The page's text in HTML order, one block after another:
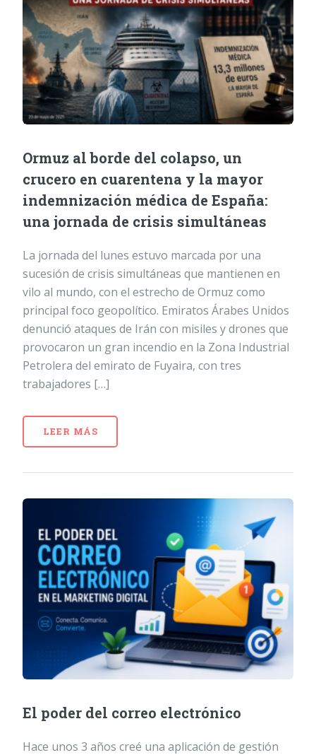
Ormuz al borde del colapso, un
crucero en cuarentena y la mayor
indemnización médica de España:
una jornada de crisis simultáneas
La jornada del lunes estuvo marcada por una
sucesión de crisis simultáneas que mantienen en
vilo al mundo, con el estrecho de Ormuz como
principal foco geopolítico. Emiratos Árabes Unidos
denunció ataques de Irán con misiles y drones que
provocaron un gran incendio en la Zona Industrial
Petrolera del emirato de Fuyaira, con tres
trabajadores […]
LEER MÁS
El poder del correo electrónico
Hace unos 3 años creé una aplicación de gestión